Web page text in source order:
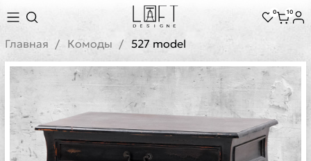
0 10
Главная Комоды 527 model